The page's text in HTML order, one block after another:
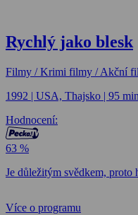
Rychlý jako blesk
Filmy / Krimi filmy / Akční
1992 | USA, Thajsko | 95 min
Hodnocení:
63 %
Je důležitým svědkem, proto
Více o programu